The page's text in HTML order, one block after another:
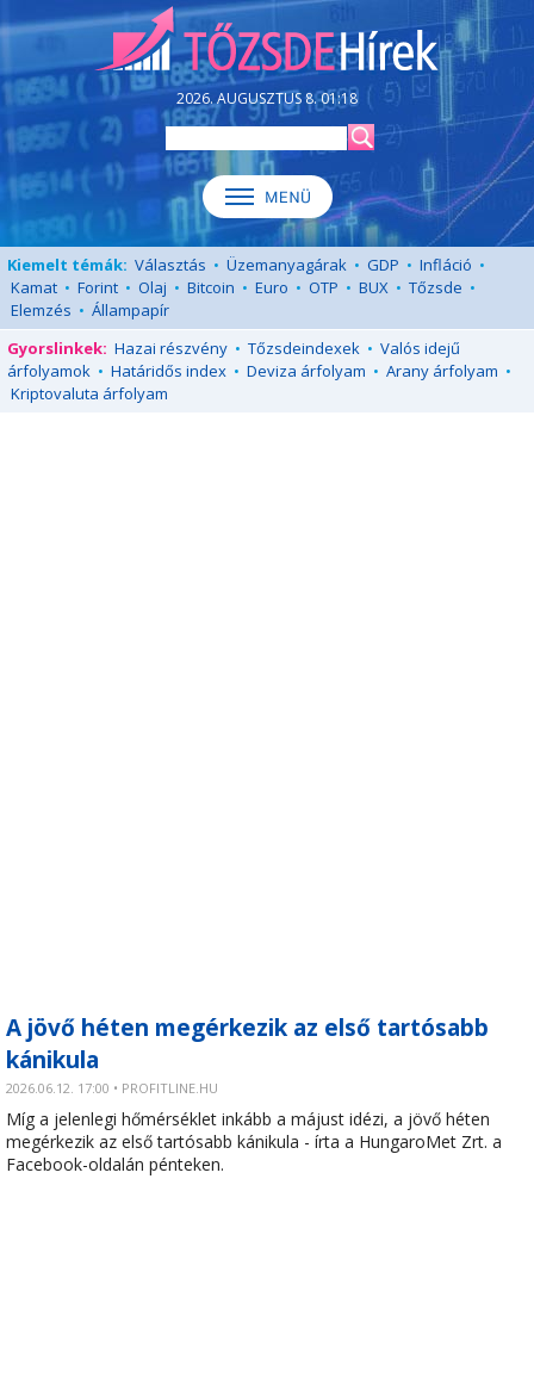
2026. AUGUSZTUS 8. 01:18
Kiemelt témák: Választás • Üzemanyagárak • GDP • Infláció •
Kamat • Forint • Olaj • Bitcoin • Euro • OTP • BUX • Tőzsde •
Elemzés • Állampapír
Gyorslinkek: Hazai részvény • Tőzsdeindexek • Valós idejű
árfolyamok • Határidős index • Deviza árfolyam • Arany árfolyam •
Kriptovaluta árfolyam
A jövő héten megérkezik az első tartósabb
kánikula
2026.06.12. 17:00 • PROFITLINE.HU
Míg a jelenlegi hőmérséklet inkább a májust idézi, a jövő héten
megérkezik az első tartósabb kánikula - írta a HungaroMet Zrt. a
Facebook-oldalán pénteken.